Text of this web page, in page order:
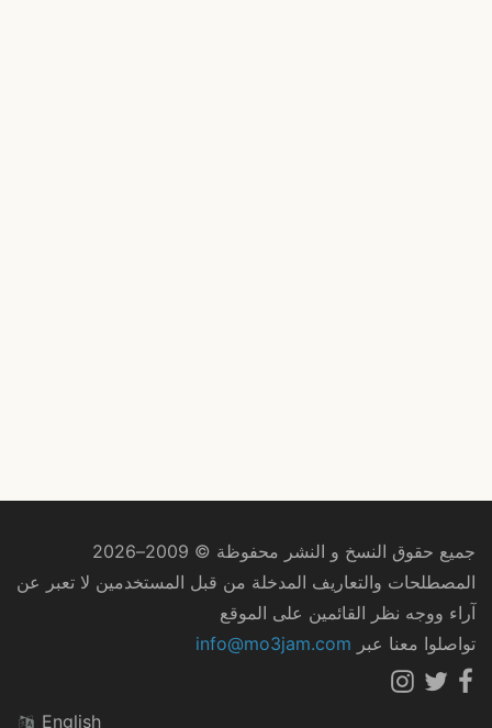
جميع حقوق النسخ و النشر محفوظة © 2009–2026
المصطلحات والتعاريف المدخلة من قبل المستخدمين لا تعبر عن
آراء ووجه نظر القائمين على الموقع
تواصلوا معنا عبر info@mo3jam.com
English